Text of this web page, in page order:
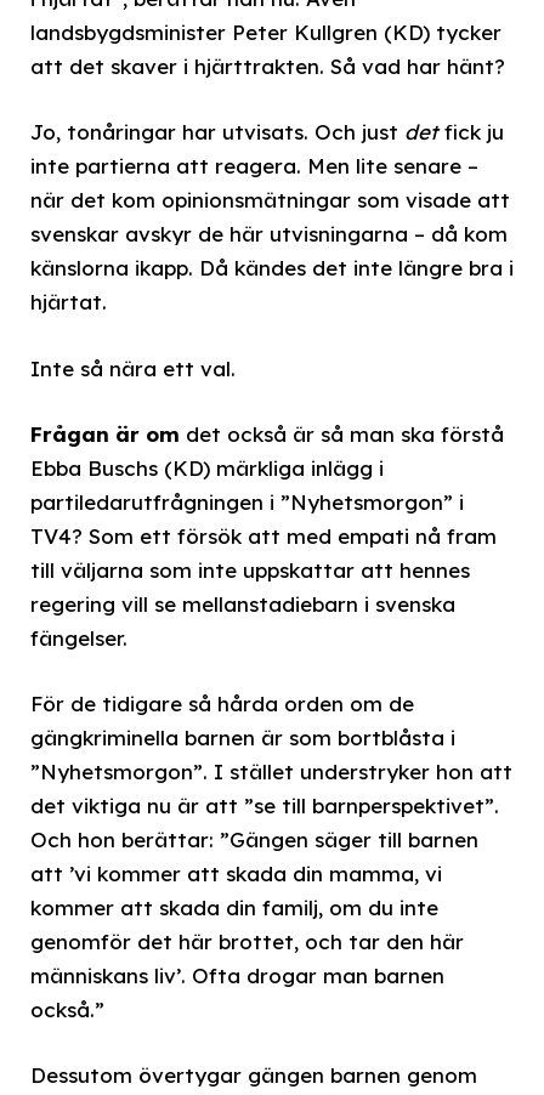
landsbygdsminister Peter Kullgren (KD) tycker
att det skaver i hjärttrakten. Så vad har hänt?
Jo, tonåringar har utvisats. Och just detfick ju
inte partierna att reagera. Men lite senare –
när det kom opinionsmätningar som visade att
svenskar avskyr de här utvisningarna – då kom
känslorna ikapp. Då kändes det inte längre bra i
hjärtat.
Inte så nära ett val.
Frågan är om det också är så man ska förstå
Ebba Buschs (KD) märkliga inlägg i
partiledarutfrågningen i ”Nyhetsmorgon” i
TV4? Som ett försök att med empati nå fram
till väljarna som inte uppskattar att hennes
regering vill se mellanstadiebarn i svenska
fängelser.
För de tidigare så hårda orden om de
gängkriminella barnen är som bortblåsta i
”Nyhetsmorgon”. I stället understryker hon att
det viktiga nu är att ”se till barnperspektivet”.
Och hon berättar: ”Gängen säger till barnen
att ’vi kommer att skada din mamma, vi
kommer att skada din familj, om du inte
genomför det här brottet, och tar den här
människans liv’. Ofta drogar man barnen
också.”
Dessutom övertygar gängen barnen genom